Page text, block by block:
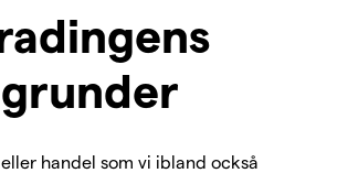
grunder
handel som vi ibland också